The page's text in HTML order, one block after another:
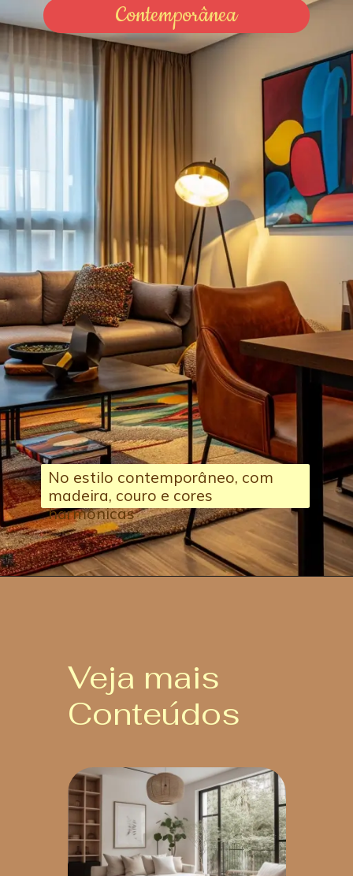
Contemporânea
No estilo contemporâneo, com
madeira, couro e cores
harmônicas
Veja mais
Conteúdos